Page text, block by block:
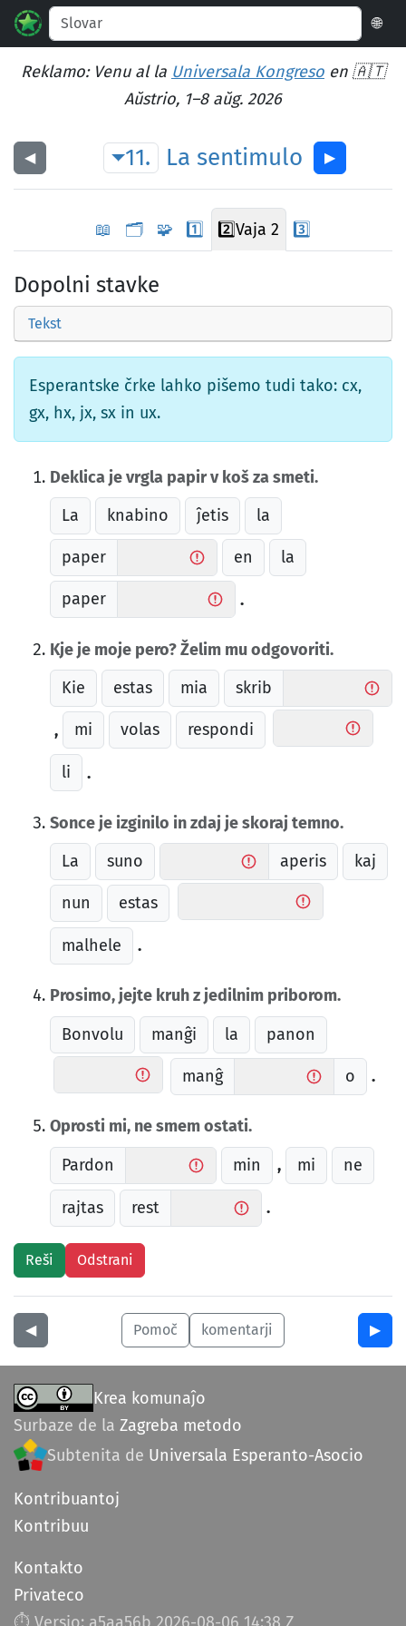
🌐
Reklamo: Venu al la Universala Kongreso en 🇦🇹
Aŭstrio, 1–8 aŭg. 2026
◀︎ 11. La sentimulo ▶︎
📖 🗂️ 🧩 1️⃣ 2️⃣Vaja 2 3️⃣
Dopolni stavke
Tekst
Esperantske črke lahko pišemo tudi tako: cx,
gx, hx, jx, sx in ux.
Deklica je vrgla papir v koš za smeti.
La
knabino ĵetis la
paper en la
paper .
Kje je moje pero? Želim mu odgovoriti.
Kie
estas mia skrib
, mi volas respondi
li .
Sonce je izginilo in zdaj je skoraj temno.
La
suno aperis kaj
nun estas
malhele .
Prosimo, jejte kruh z jedilnim priborom.
Bonvolu
manĝi la panon
manĝ o .
Oprosti mi, ne smem ostati.
Pardon
min , mi ne
rajtas rest .
◀︎ Pomoč komentarji ▶︎
Krea komunaĵo
Surbaze de la Zagreba metodo
Subtenita de Universala Esperanto-Asocio
Kontribuantoj
Kontribuu
Kontakto
Privateco